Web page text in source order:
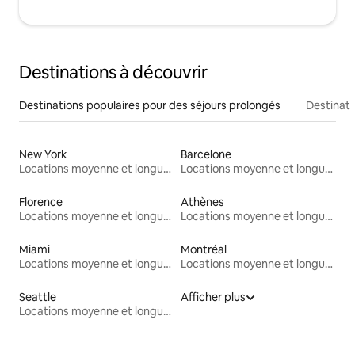
Destinations à découvrir
Destinations populaires pour des séjours prolongés
New York
Locations moyenne et longue durée
Barcelone
Locations moyenne et longue durée
Florence
Locations moyenne et longue durée
Athènes
Locations moyenne et longue durée
Miami
Locations moyenne et longue durée
Montréal
Locations moyenne et longue durée
Seattle
Locations moyenne et longue durée
Afficher plus